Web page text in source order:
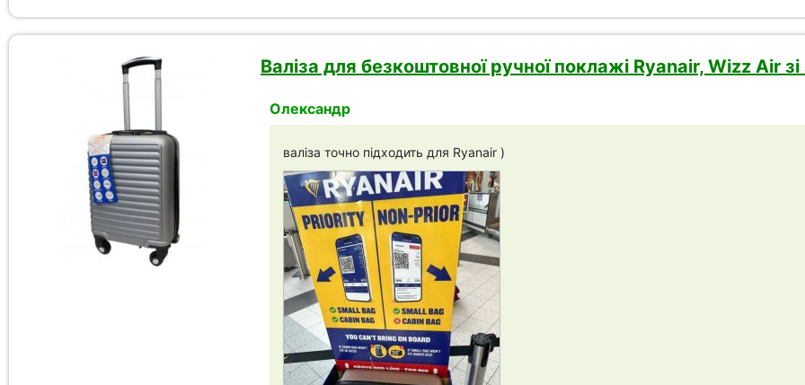
Валіза для безкоштовної ручної поклажі Ryanair, Wizz Air
Олександр
валіза точно підходить для Ryanair )